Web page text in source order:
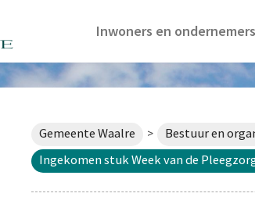
Inwoners en ondernemers
Gemeente Waalre > Bestuur en
Ingekomen stuk Week van de